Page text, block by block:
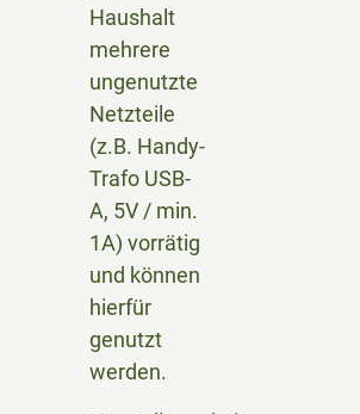
Haushalt
mehrere
ungenutzte
Netzteile
(z.B. Handy-
Trafo USB-
A, 5V / min.
1A) vorrätig
und können
hierfür
genutzt
werden.